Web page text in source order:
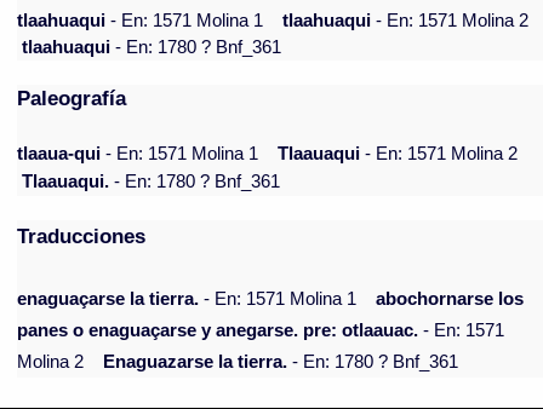
tlaahuaqui- En: 1571 Molina 1 tlaahuaqui- En: 1571 Molina 2
tlaahuaqui- En: 1780 ? Bnf_361
Paleografía
tlaaua-qui - En: 1571 Molina 1 Tlaauaqui - En: 1571 Molina 2
Tlaauaqui. - En: 1780 ? Bnf_361
Traducciones
enaguaçarse la tierra. - En: 1571 Molina 1
abochornarse los
panes o enaguaçarse y anegarse. pre: otlaauac. - En: 1571
Molina 2
Enaguazarse la tierra. - En: 1780 ? Bnf_361